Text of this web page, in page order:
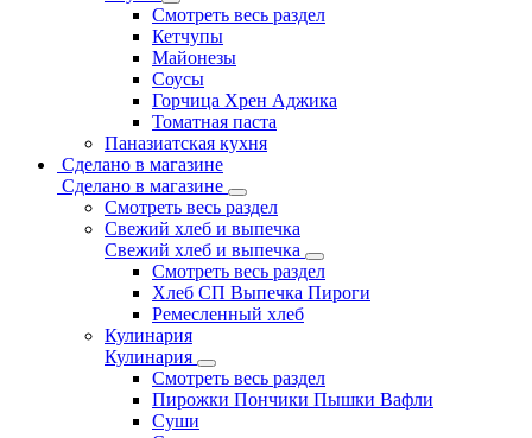
Смотреть весь раздел
Кетчупы
Майонезы
Соусы
Горчица Хрен Аджика
Томатная паста
Паназиатская кухня
Сделано в магазине
Сделано в магазине
Смотреть весь раздел
Свежий хлеб и выпечка
Свежий хлеб и выпечка
Смотреть весь раздел
Хлеб СП Выпечка Пироги
Ремесленный хлеб
Кулинария
Кулинария
Смотреть весь раздел
Пирожки Пончики Пышки Вафли
Суши